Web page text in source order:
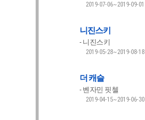
2019-07-06~2019-09-01
니진스키
니진스키
2019-05-28~2019-08-18
더 캐슬
벤자민 핏첼
2019-04-15~2019-06-30